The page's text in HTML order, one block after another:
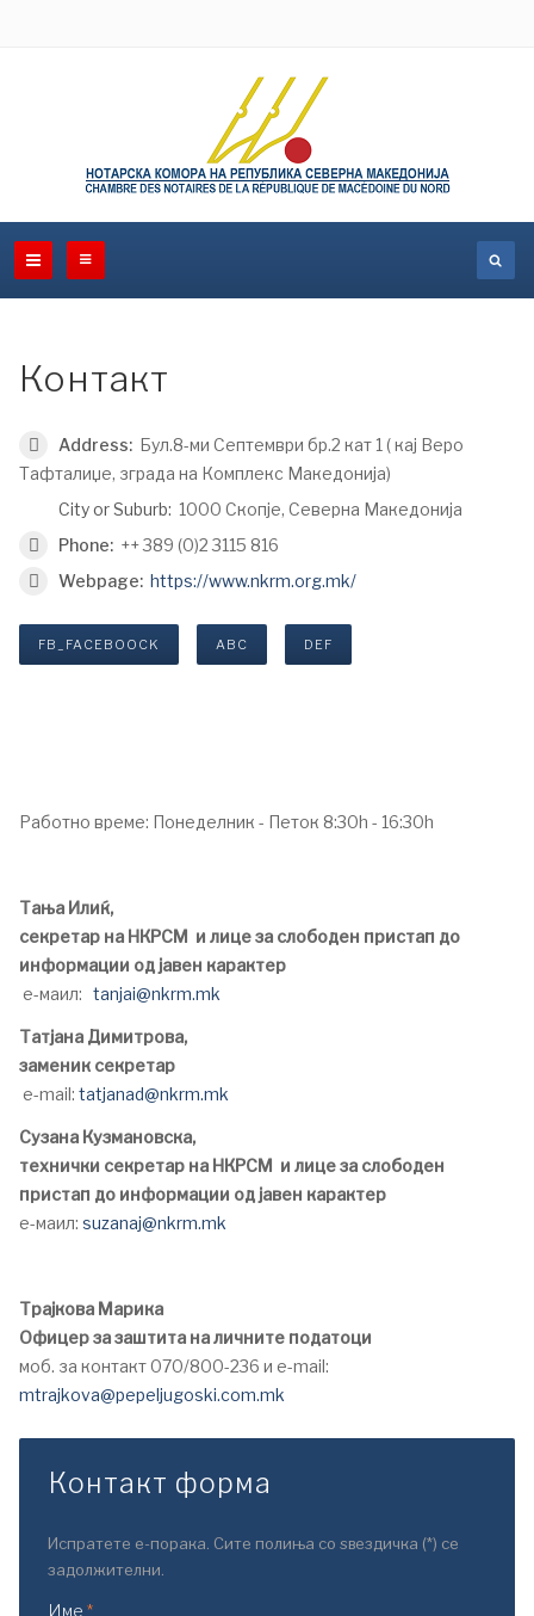
Контакт
Address: Бул.8-ми Септември бр.2 кат 1 ( кај Веро
Тафталиџе, зграда на Комплекс Македонија)
City or Suburb: 1000 Скопје, Северна Македонија
Phone: ++ 389 (0)2 3115 816
Webpage: https://www.nkrm.org.mk/
FB_FACEBOOCK ABC DEF
Работно време: Понеделник - Петок 8:30h - 16:30h
Тања Илиќ,
секретар на НКРСМ и лице за слободен пристап до
информации од јавен карактер
е-маил: tanjai@nkrm.mk
Татјана Димитрова,
заменик секретар
e-mail: tatjanad@nkrm.mk
Сузана Кузмановска,
технички секретар на НКРСМ и лице за слободен
пристап до информации од јавен карактер
е-маил: suzanaj@nkrm.mk
Трајкова Марика
Офицер за заштита на личните податоци
моб. за контакт 070/800-236 и e-mail:
mtrajkova@pepeljugoski.com.mk
Контакт форма
Испратете е-порака. Сите полиња со ѕвездичка (*) се
задолжителни.
Име *